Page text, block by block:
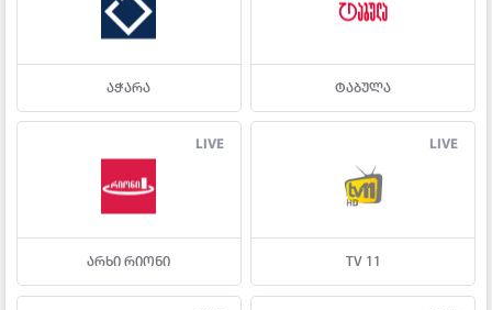
აჭარა ტაბულა
LIVE
არხი რიონი
LIVE
TV 11